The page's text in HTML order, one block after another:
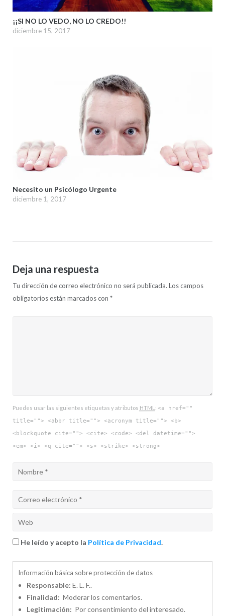
¡¡SI NO LO VEDO, NO LO CREDO!!
diciembre 15, 2017
Necesito un Psicólogo Urgente
diciembre 1, 2017
Deja una respuesta
Tu dirección de correo electrónico no será publicada. Los campos
obligatorios están marcados con *
Puedes usar las siguientes etiquetas y atributos HTML : <a href=""
title=""> <abbr title=""> <acronym title=""> <b>
<blockquote cite=""> <cite> <code> <del datetime="">
<em> <i> <q cite=""> <s> <strike> <strong>
He leído y acepto la Política de Privacidad.
Información básica sobre protección de datos
Responsable: E. L. F..
Finalidad: Moderar los comentarios.
Legitimación: Por consentimiento del interesado.